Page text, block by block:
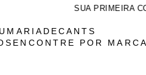
SUA PRIMEIRA COMPRA NA
DECANTS
ENCONTRE POR MARCA